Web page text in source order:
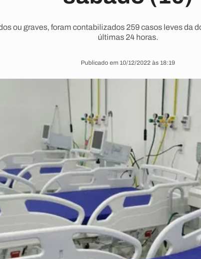
ou graves, foram contabilizados 259 casos leves da
últimas 24 horas.
Publicado em 10/12/2022 às 18:19